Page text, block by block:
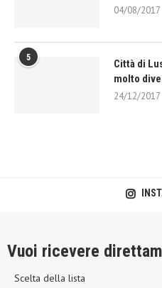
04/08/2017
5
Città di
molto
24/12/2017
Vuoi ricevere
Scelta della lista